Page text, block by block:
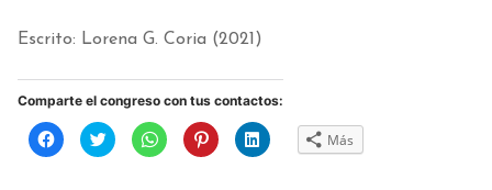
Escrito: Lorena G. Coria (2021)
Comparte el congreso con tus contactos:
Haz
clic
Haz
clic
Haz
clic
Haz
clic
Haz
clic Más